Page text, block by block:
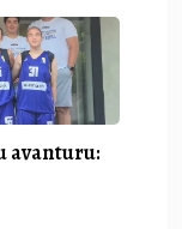
avanturu: